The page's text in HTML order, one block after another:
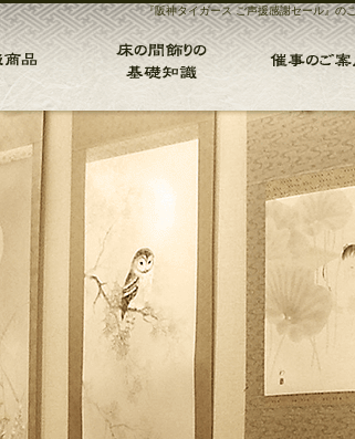
『阪神タイガース ご声援感謝セール』の